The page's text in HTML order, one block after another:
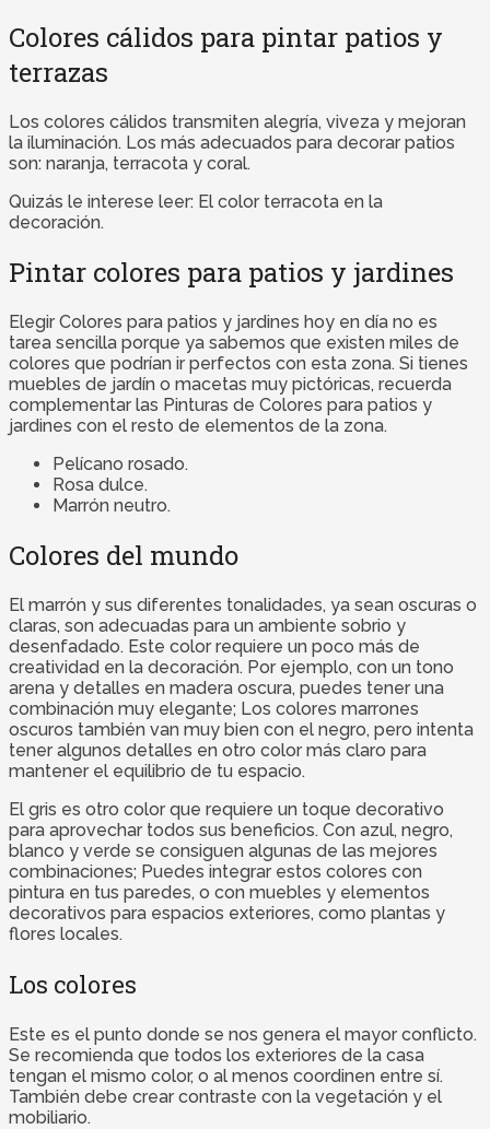
Colores cálidos para pintar patios y
terrazas
Los colores cálidos transmiten alegría, viveza y mejoran
la iluminación. Los más adecuados para decorar patios
son: naranja, terracota y coral.
Quizás le interese leer: El color terracota en la
decoración.
Pintar colores para patios y jardines
Elegir Colores para patios y jardines hoy en día no es
tarea sencilla porque ya sabemos que existen miles de
colores que podrían ir perfectos con esta zona. Si tienes
muebles de jardín o macetas muy pictóricas, recuerda
complementar las Pinturas de Colores para patios y
jardines con el resto de elementos de la zona.
Pelícano rosado.
Rosa dulce.
Marrón neutro.
Colores del mundo
El marrón y sus diferentes tonalidades, ya sean oscuras o
claras, son adecuadas para un ambiente sobrio y
desenfadado. Este color requiere un poco más de
creatividad en la decoración. Por ejemplo, con un tono
arena y detalles en madera oscura, puedes tener una
combinación muy elegante; Los colores marrones
oscuros también van muy bien con el negro, pero intenta
tener algunos detalles en otro color más claro para
mantener el equilibrio de tu espacio.
El gris es otro color que requiere un toque decorativo
para aprovechar todos sus beneficios. Con azul, negro,
blanco y verde se consiguen algunas de las mejores
combinaciones; Puedes integrar estos colores con
pintura en tus paredes, o con muebles y elementos
decorativos para espacios exteriores, como plantas y
flores locales.
Los colores
Este es el punto donde se nos genera el mayor conflicto.
Se recomienda que todos los exteriores de la casa
tengan el mismo color, o al menos coordinen entre sí.
También debe crear contraste con la vegetación y el
mobiliario.